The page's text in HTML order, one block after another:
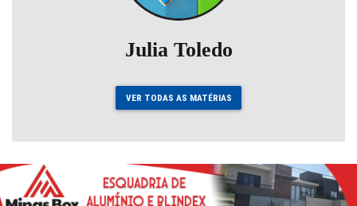
Julia Toledo
VER TODAS AS MATÉRIAS